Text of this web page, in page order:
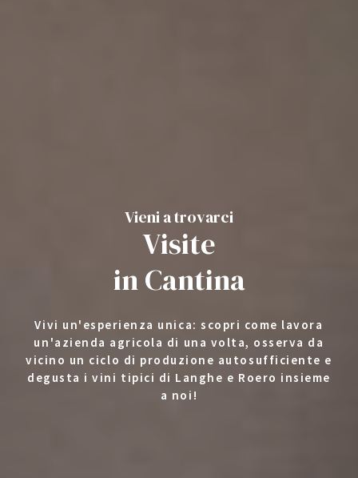
Visite
in Cantina
Vieni a trovarci
Vivi un'esperienza unica: scopri come lavora
un'azienda agricola di una volta, osserva da
vicino un ciclo di produzione autosufficiente e
degusta i vini tipici di Langhe e Roero insieme
a noi!